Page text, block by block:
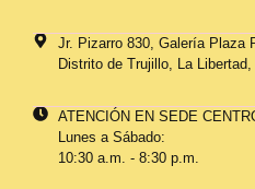
Jr. Pizarro 830, Galería Plaza
Distrito de Trujillo, La Libertad,
ATENCIÓN EN SEDE
Lunes a Sábado:
10:30 a.m. - 8:30 p.m.